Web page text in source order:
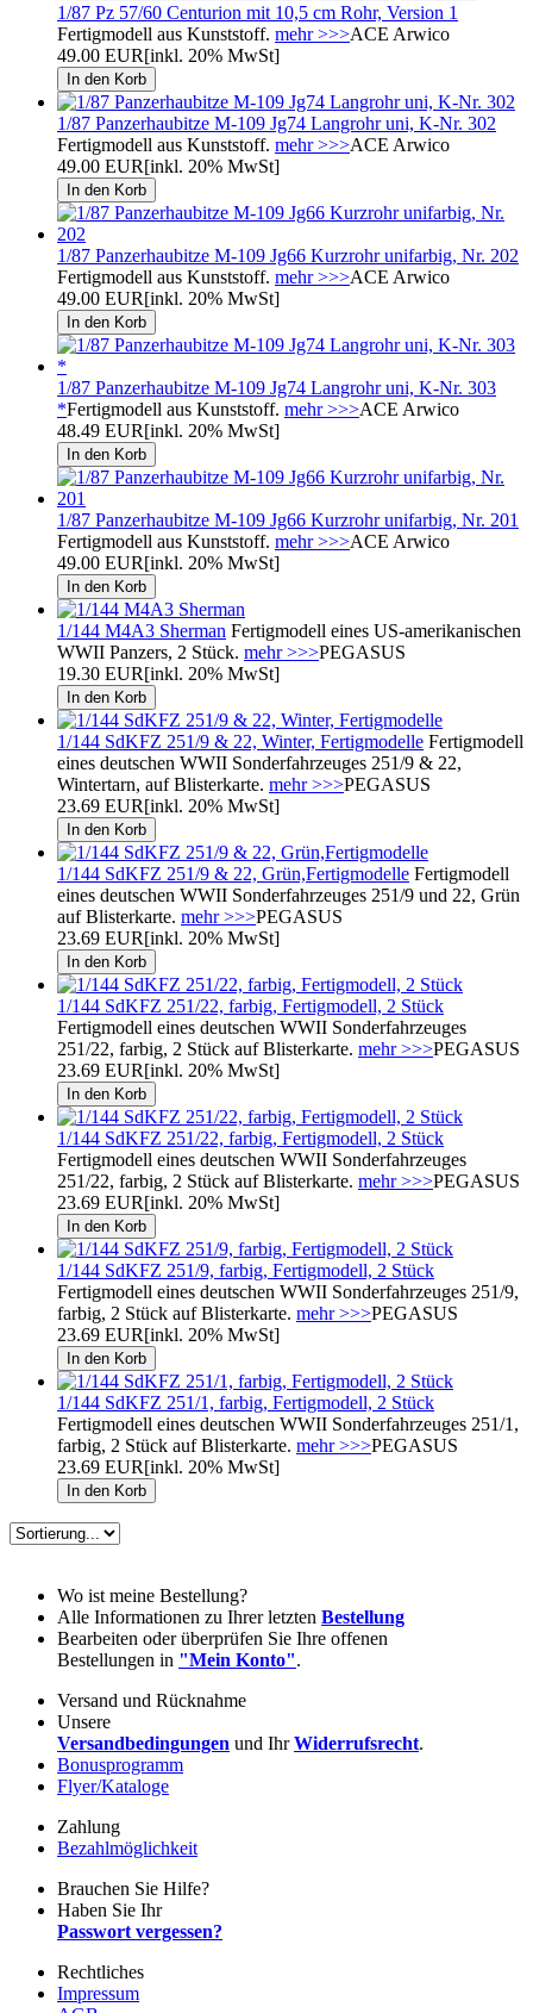
1/87 Pz 57/60 Centurion mit 10,5 cm Rohr, Version 1
Fertigmodell aus Kunststoff. mehr >>>ACE Arwico
49.00 EUR[inkl. 20% MwSt]
1/87 Panzerhaubitze M-109 Jg74 Langrohr uni, K-Nr. 302
Fertigmodell aus Kunststoff. mehr >>>ACE Arwico
49.00 EUR[inkl. 20% MwSt]
1/87 Panzerhaubitze M-109 Jg66 Kurzrohr unifarbig, Nr. 202
Fertigmodell aus Kunststoff. mehr >>>ACE Arwico
49.00 EUR[inkl. 20% MwSt]
1/87 Panzerhaubitze M-109 Jg74 Langrohr uni, K-Nr. 303
*Fertigmodell aus Kunststoff. mehr >>>ACE Arwico
48.49 EUR[inkl. 20% MwSt]
1/87 Panzerhaubitze M-109 Jg66 Kurzrohr unifarbig, Nr. 201
Fertigmodell aus Kunststoff. mehr >>>ACE Arwico
49.00 EUR[inkl. 20% MwSt]
1/144 M4A3 Sherman Fertigmodell eines US-amerikanischen
WWII Panzers, 2 Stück. mehr >>>PEGASUS
19.30 EUR[inkl. 20% MwSt]
1/144 SdKFZ 251/9 & 22, Winter, Fertigmodelle Fertigmodell
eines deutschen WWII Sonderfahrzeuges 251/9 & 22,
Wintertarn, auf Blisterkarte. mehr >>>PEGASUS
23.69 EUR[inkl. 20% MwSt]
1/144 SdKFZ 251/9 & 22, Grün,Fertigmodelle Fertigmodell
eines deutschen WWII Sonderfahrzeuges 251/9 und 22, Grün
auf Blisterkarte. mehr >>>PEGASUS
23.69 EUR[inkl. 20% MwSt]
1/144 SdKFZ 251/22, farbig, Fertigmodell, 2 Stück
Fertigmodell eines deutschen WWII Sonderfahrzeuges
251/22, farbig, 2 Stück auf Blisterkarte. mehr >>>PEGASUS
23.69 EUR[inkl. 20% MwSt]
1/144 SdKFZ 251/22, farbig, Fertigmodell, 2 Stück
Fertigmodell eines deutschen WWII Sonderfahrzeuges
251/22, farbig, 2 Stück auf Blisterkarte. mehr >>>PEGASUS
23.69 EUR[inkl. 20% MwSt]
1/144 SdKFZ 251/9, farbig, Fertigmodell, 2 Stück
Fertigmodell eines deutschen WWII Sonderfahrzeuges 251/9,
farbig, 2 Stück auf Blisterkarte. mehr >>>PEGASUS
23.69 EUR[inkl. 20% MwSt]
1/144 SdKFZ 251/1, farbig, Fertigmodell, 2 Stück
Fertigmodell eines deutschen WWII Sonderfahrzeuges 251/1,
farbig, 2 Stück auf Blisterkarte. mehr >>>PEGASUS
23.69 EUR[inkl. 20% MwSt]
Wo ist meine Bestellung?
Alle Informationen zu Ihrer letzten Bestellung
Bearbeiten oder überprüfen Sie Ihre offenen
Bestellungen in "Mein Konto".
Versand und Rücknahme
Unsere
Versandbedingungen und IhrWiderrufsrecht.
Bonusprogramm
Flyer/Kataloge
Zahlung
Bezahlmöglichkeit
Brauchen Sie Hilfe?
Haben Sie Ihr
Passwort vergessen?
Rechtliches
Impressum